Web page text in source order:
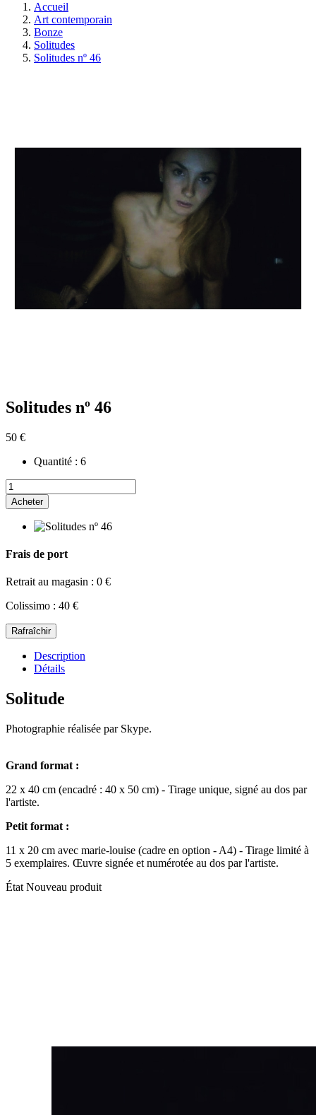
Accueil
Art contemporain
Bonze
Solitudes
Solitudes nº 46
Solitudes nº 46
50 €
Quantité : 6
Acheter
Frais de port
Retrait au magasin : 0 €
Colissimo : 40 €
Description
Détails
Solitude
Photographie réalisée par Skype.
Grand format :
22 x 40 cm (encadré : 40 x 50 cm) - Tirage unique, signé au dos par
l'artiste.
Petit format :
11 x 20 cm avec marie-louise (cadre en option - A4) - Tirage limité à
5 exemplaires. Œuvre signée et numérotée au dos par l'artiste.
État Nouveau produit